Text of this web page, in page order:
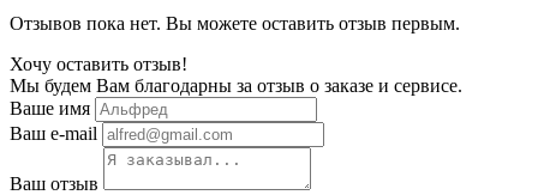
Отзывов пока нет. Вы можете оставить отзыв первым.
Хочу оставить отзыв!
Мы будем Вам благодарны за отзыв о заказе и сервисе.
Ваше имя
Ваш e-mail
Ваш отзыв